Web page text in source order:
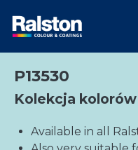
P13530
Kolekcja
Available in all